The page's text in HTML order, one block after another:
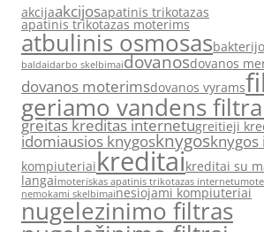
akcijaakcijosapatinis trikotazas
apatinis trikotazas moterims
atbulinis osmosas
baldaidarbo skelbimaidovanosdovanos
dovanos moterimsdovanos vyrams
geriamo vandens
greitas kreditas internetugreitieji
idomiausios knygosknygos
kompiuteriaikreditaikreditai su
langaimoteriskas apatinis trikotazas internetu
nemokami skelbimainesiojami kompiuteriai
nugelezinimo filtras